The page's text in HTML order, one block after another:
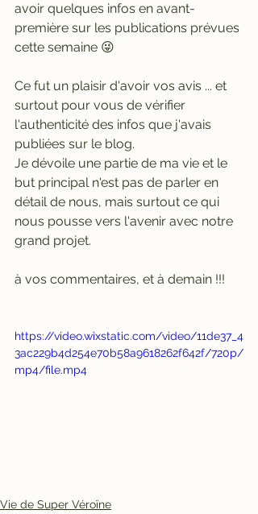
avoir quelques infos en avant-
première sur les publications prévues
cette semaine 😜
Ce fut un plaisir d'avoir vos avis ... et
surtout pour vous de vérifier
l'authenticité des infos que j'avais
publiées sur le blog.
Je dévoile une partie de ma vie et le
but principal n'est pas de parler en
détail de nous, mais surtout ce qui
nous pousse vers l'avenir avec notre
grand projet.
à vos commentaires, et à demain !!!
https://video.wixstatic.com/video/11de37_4
3ac229b4d254e70b58a9618262f642f/720p/
mp4/file.mp4
Vie de Super Véroïne